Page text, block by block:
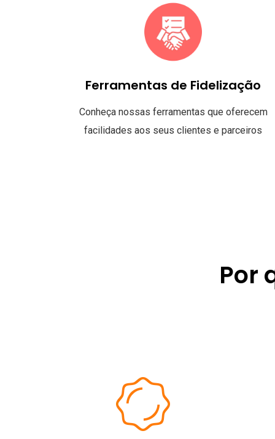
Ferramentas de Fidelização
Conheça nossas ferramentas que oferecem
facilidades aos seus clientes e parceiros
Por